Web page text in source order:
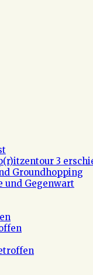
3
Groundhopping
und Gegenwart